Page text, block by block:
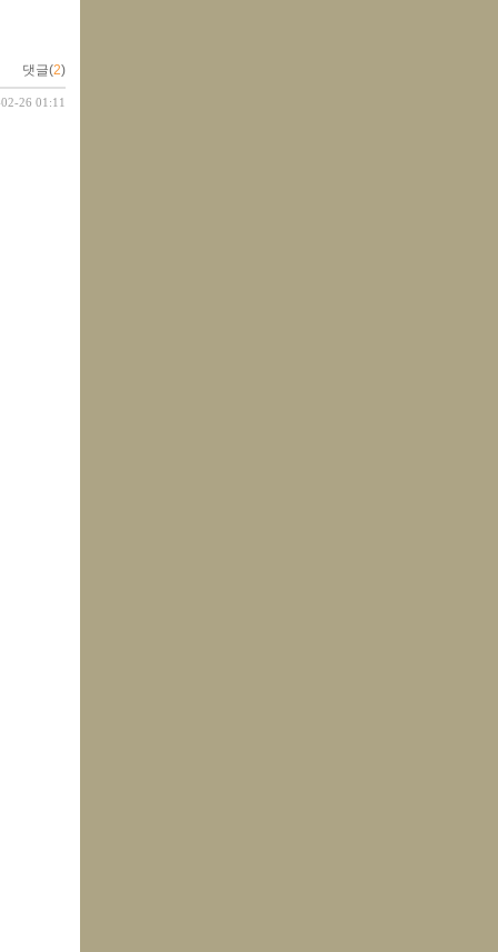
댓글(2)
26 01:11